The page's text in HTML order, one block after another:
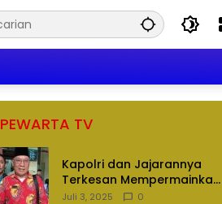
PEWARTA TV
Kapolri dan Jajarannya
Terkesan Mempermainkan
Hukum
Juli 3, 2025 0